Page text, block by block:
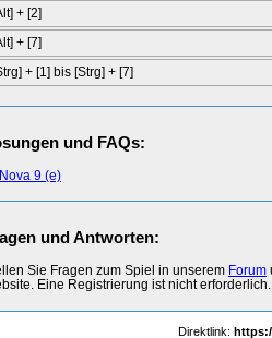
+ [2]
+ [7]
+ [1] bis [Strg] + [7]
und FAQs:
Nova 9 (e)
und Antworten:
Sie Fragen zum Spiel in unserem Forum
Eine Registrierung ist nicht erforderlich.
Direktlink: